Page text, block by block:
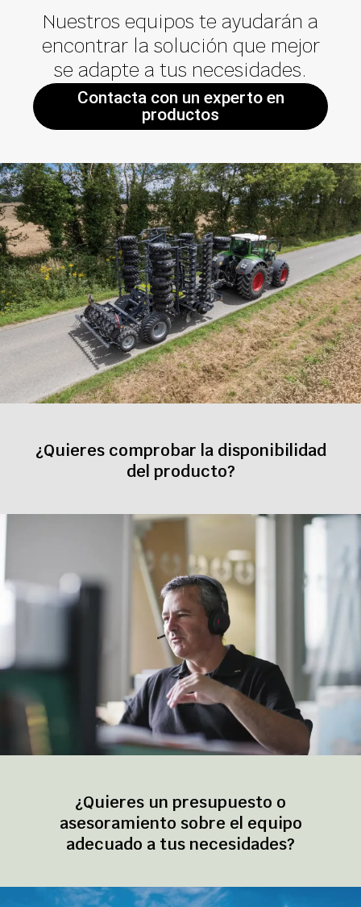
Nuestros equipos te ayudarán a
encontrar la solución que mejor
se adapte a tus necesidades.
Contacta con un experto en
productos
¿Quieres comprobar la disponibilidad
del producto?
¿Quieres un presupuesto o
asesoramiento sobre el equipo
adecuado a tus necesidades?